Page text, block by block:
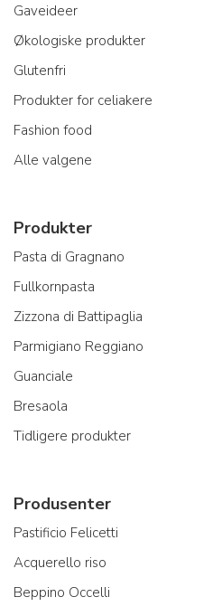
Gaveideer
Økologiske produkter
Glutenfri
Produkter for celiakere
Fashion food
Alle valgene
Produkter
Pasta di Gragnano
Fullkornpasta
Zizzona di Battipaglia
Parmigiano Reggiano
Guanciale
Bresaola
Tidligere produkter
Produsenter
Pastificio Felicetti
Acquerello riso
Beppino Occelli